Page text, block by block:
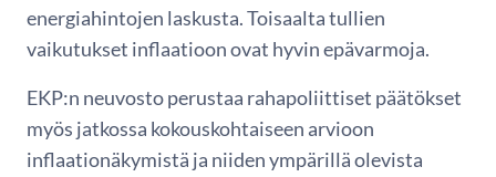
energiahintojen laskusta. Toisaalta tullien
vaikutukset inflaatioon ovat hyvin epävarmoja.
EKP:n neuvosto perustaa rahapoliittiset päätökset
myös jatkossa kokouskohtaiseen arvioon
inflaationäkymistä ja niiden ympärillä olevista